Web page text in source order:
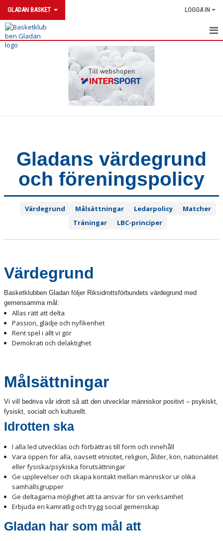
GLADAN BASKET LOGGA IN
HEM
DOKUMENT
BOKA KANSLIET
FÖRENINGSINFORMATION
INTEGRITETSPOLICY
BÖRJA SPELA BASKET
Gladans värdegrund
och föreningspolicy
Värdegrund Målsättningar Ledarpolicy
Matcher
Träningar
LBC-principer
Värdegrund
Basketklubben Gladan följer Riksidrottsförbundets värdegrund med
gemensamma mål:
Allas rätt att delta
Passion, glädje och nyfikenhet
Rent spel i allt vi gör
Demokrati och delaktighet
Målsättningar
Vi vill bedriva vår idrott så att den utvecklar människor positivt – psykiskt,
fysiskt, socialt och kulturellt.
Idrotten ska
I alla led utvecklas och förbättras till form och innehåll
Vara öppen för alla, oavsett etnicitet, religion, ålder, kön, nationalitet
eller fysiska/psykiska förutsättningar
Ge upplevelser och skapa kontakt mellan människor ur olika
samhällsgrupper
Ge deltagarna möjlighet att ta ansvar för sin verksamhet
Erbjuda en kamratlig och trygg social gemenskap
Gladan har som mål att